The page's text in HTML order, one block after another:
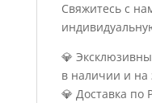
Свяжитесь с
💎
в наличии и на
💎 Доставка по